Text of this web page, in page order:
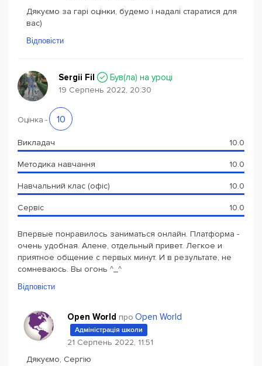
Дякуємо за гарі оцінки, будемо і надалі старатися для
вас)
Відповісти
Sergii Fil Був(ла) на уроці
19 Серпень 2022, 20:30
Оцінка - 10
Викладач 10.0
Методика навчання 10.0
Навчальний клас (офіс) 10.0
Сервіс 10.0
Впервые понравилось заниматься онлайн. Платформа -
очень удобная. Алене, отдельный привет. Легкое и
приятное общение с первых минут. И в результате, не
сомневаюсь. Вы огонь ^_^
Відповісти
Open World про Open World
Адміністрація школи
21 Серпень 2022, 11:51
Дякуємо, Сергію